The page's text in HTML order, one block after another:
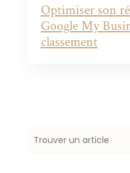
Optimiser son
Google My
classement